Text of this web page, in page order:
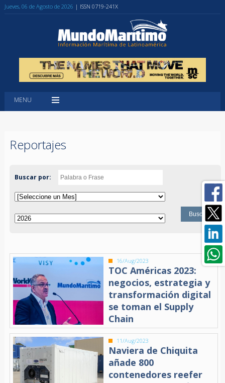
Jueves, 06 de Agosto de 2026 | ISSN 0719-241X
MENU
Reportajes
Buscar por:
16/Aug/2023
TOC Américas 2023:
negocios, estrategia y
transformación digital
se toman el Supply
Chain
11/Aug/2023
Naviera de Chiquita
añade 800
contenedores reefer